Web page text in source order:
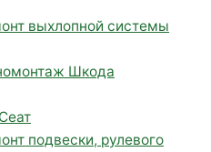
выхлопной системы
Шкода
подвески, рулевого